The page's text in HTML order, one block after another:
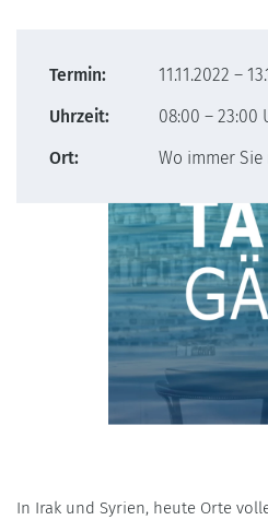
Termin:
11.11.2022 –
Uhrzeit:
08:00 – 23:00
Ort:
Wo immer Sie
In Irak und Syrien, heute Orte